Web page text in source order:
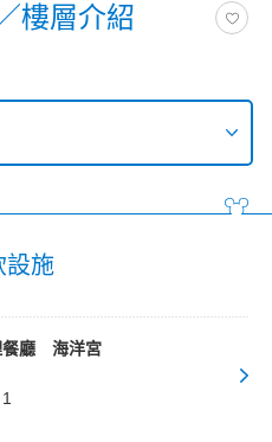
樓層介紹
設施
餐廳 海洋宮